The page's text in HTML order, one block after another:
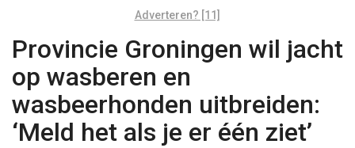
Adverteren? [11]
Provincie Groningen wil jacht
op wasberen en
wasbeerhonden uitbreiden:
‘Meld het als je er één ziet’